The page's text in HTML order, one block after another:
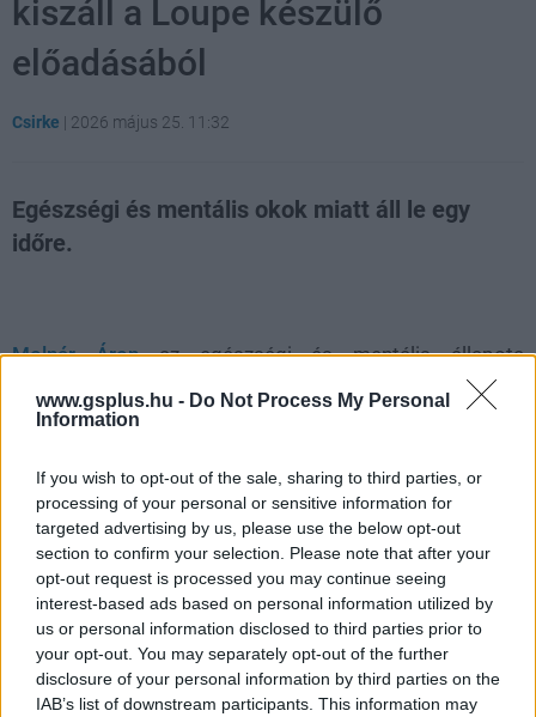
www.gsplus.hu - Do Not Process My Personal
Information
If you wish to opt-out of the sale, sharing to third parties, or
processing of your personal or sensitive information for
targeted advertising by us, please use the below opt-out
section to confirm your selection. Please note that after your
opt-out request is processed you may continue seeing
interest-based ads based on personal information utilized by
us or personal information disclosed to third parties prior to
your opt-out. You may separately opt-out of the further
disclosure of your personal information by third parties on the
IAB’s list of downstream participants. This information may
kiszáll a Loupe készülő
előadásából
Csirke | 2026 május 25. 11:32
Egészségi és mentális okok miatt áll le egy
időre.
Molnár Áronaz egészségi és mentális állapota
megőrzése érdekében kiszáll a Loupe Színházi Társulás
készülő Emberek, helyek és dolgok című előadásának
jelentette be, közlésük szerint hosszú mérlegelés előzte
meg, és mind a Loupe vezetése, mind az alkotók teljes
támogatásukkal állnak Molnár mellett. A produkció
próbái a tervek szerint folytatódnak, az új szereplőről
később adnak tájékoztatást.
A Loupe közleménye szerint az elmúlt évek rendkívül
intenzív szakmai és közéleti terhelése, valamint a
folyamatos fizikai és lelki igénybevétel miatt vált